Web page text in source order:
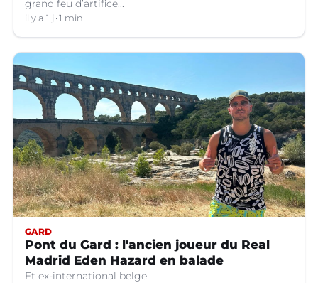
grand feu d’artifice...
il y a 1 j 1 min
GARD
Pont du Gard : l'ancien joueur du Real
Madrid Eden Hazard en balade
Et ex-international belge.